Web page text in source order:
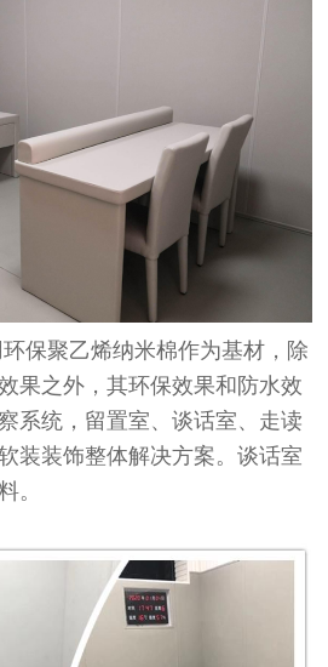
保聚乙烯纳米棉作为基材，除
果之外，其环保效果和防水效
系统，留置室、谈话室、走读
装装饰整体解决方案。谈话室
。